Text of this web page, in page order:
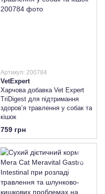
Артикул: 200784
VetExpert
Харчова добавка Vet Expert
TriDigest для підтримання
здоров’я травлення у собак та
кішок
759 грн